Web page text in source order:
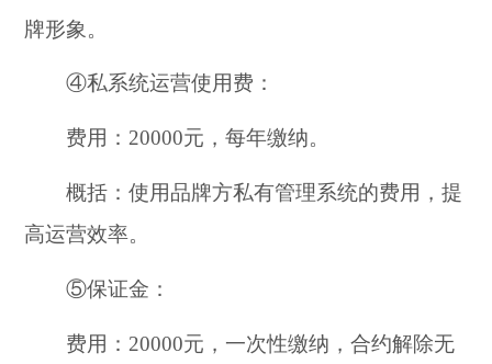
牌形象。
④私系统运营使用费：
费用：20000元，每年缴纳。
概括：使用品牌方私有管理系统的费用，提
高运营效率。
⑤保证金：
费用：20000元，一次性缴纳，合约解除无